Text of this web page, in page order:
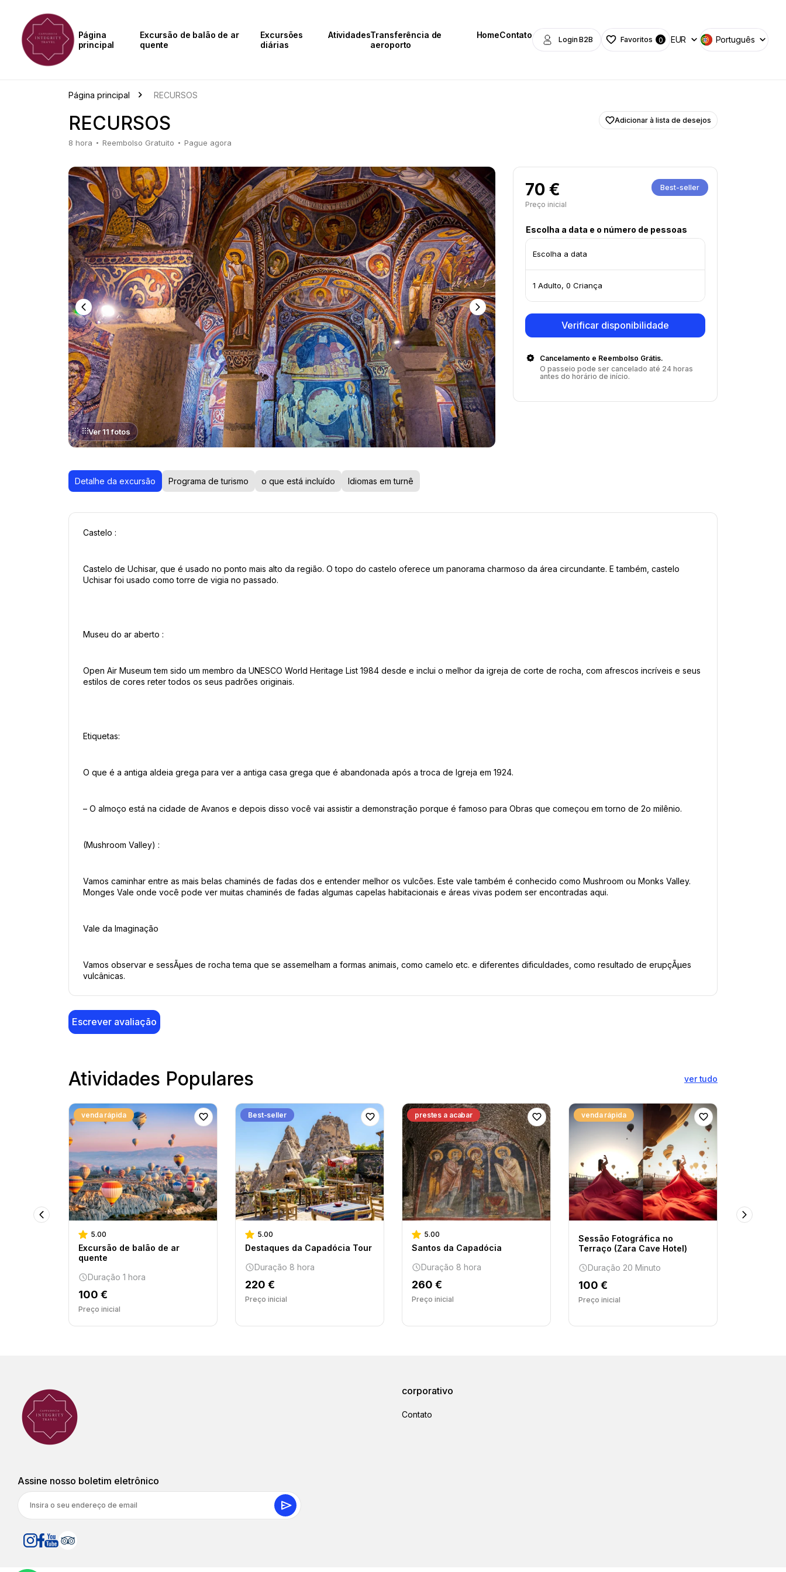
Página
principal
Excursão de balão de ar
quente
Excursões
diárias
AtividadesTransferência de
aeroporto
HomeContato Login B2B Favoritos 0 EUR Português
Página principal RECURSOS
RECURSOS
8 hora Reembolso Gratuito Pague agora
Adicionar à lista de desejos
Ver 11 fotos
Best-seller
70 €
Preço inicial
Escolha a data e o número de pessoas
Escolha a data
1 Adulto, 0 Criança
Verificar disponibilidade
Cancelamento e Reembolso Grátis.
O passeio pode ser cancelado até 24 horas
antes do horário de início.
Detalhe da excursão Programa de turismo o que está incluído Idiomas em turnê
Castelo :
Castelo de Uchisar, que é usado no ponto mais alto da região. O topo do castelo oferece um panorama charmoso da área circundante. E também, castelo
Uchisar foi usado como torre de vigia no passado.
Museu do ar aberto :
Open Air Museum tem sido um membro da UNESCO World Heritage List 1984 desde e inclui o melhor da igreja de corte de rocha, com afrescos incríveis e seus
estilos de cores reter todos os seus padrões originais.
Etiquetas:
O que é a antiga aldeia grega para ver a antiga casa grega que é abandonada após a troca de Igreja em 1924.
– O almoço está na cidade de Avanos e depois disso você vai assistir a demonstração porque é famoso para Obras que começou em torno de 2o milênio.
(Mushroom Valley) :
Vamos caminhar entre as mais belas chaminés de fadas dos e entender melhor os vulcões. Este vale também é conhecido como Mushroom ou Monks Valley.
Monges Vale onde você pode ver muitas chaminés de fadas algumas capelas habitacionais e áreas vivas podem ser encontradas aqui.
Vale da Imaginação
Vamos observar e sessÃμes de rocha tema que se assemelham a formas animais, como camelo etc. e diferentes dificuldades, como resultado de erupçÃμes
vulcânicas.
Escrever avaliação
Atividades Populares ver tudo
venda rápida
5.00
Excursão de balão de ar
quente
Duração 1 hora
100 €
Preço inicial
Best-seller
5.00
Destaques da Capadócia Tour
Duração 8 hora
220 €
Preço inicial
prestes a acabar
5.00
Santos da Capadócia
Duração 8 hora
260 €
Preço inicial
venda rápida
Sessão Fotográfica no
Terraço (Zara Cave Hotel)
Duração 20 Minuto
100 €
Preço inicial
Assine nosso boletim eletrônico
corporativo
Contato